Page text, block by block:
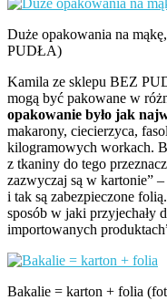
Duże opakowania na
PUDŁA)
Kamila ze sklepu BEZ
mogą być pakowane w
opakowanie było jak
makarony, ciecierzyca,
kilogramowych workach.
z tkaniny do tego
zazwyczaj są w kartonie”
i tak są zabezpieczone
sposób w jaki przyjechały
importowanych
Bakalie = karton + folia